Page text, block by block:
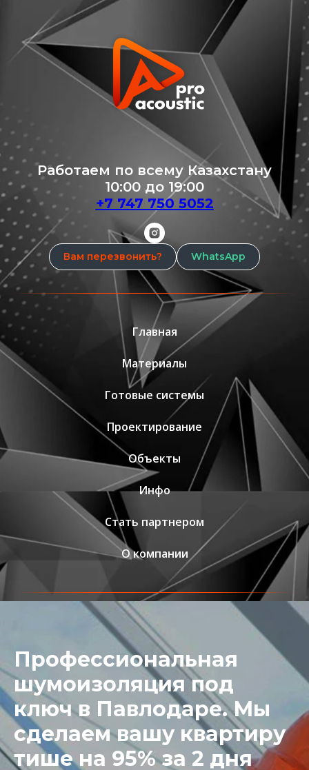
Работаем по всему Казахстану
10:00 до 19:00
+7 747 750 5052
Вам перезвонить? WhatsApp
Главная
Материалы
Готовые системы
Проектирование
Объекты
Инфо
Стать партнером
О компании
Профессиональная
шумоизоляция под
ключ в Павлодаре. Мы
сделаем вашу квартиру
тише на 95% за 2 дня